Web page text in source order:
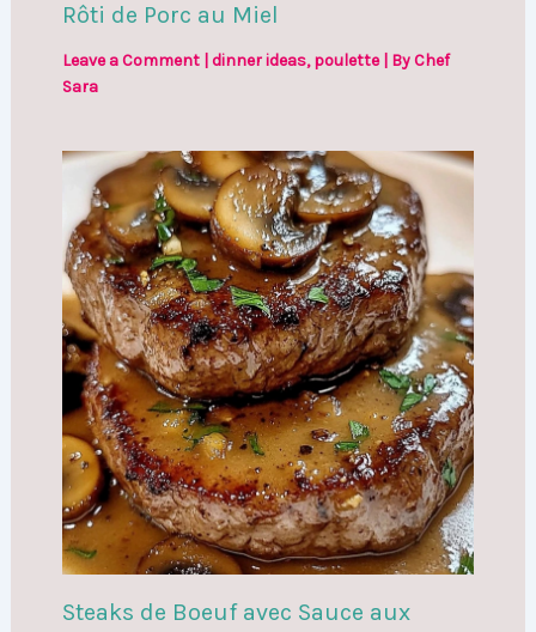
Rôti de Porc au Miel
Leave a Comment dinner ideas,poulette| ByChef
Sara
Steaks de Boeuf avec Sauce aux